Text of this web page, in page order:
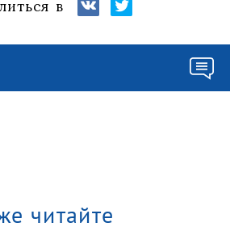
в
читайте